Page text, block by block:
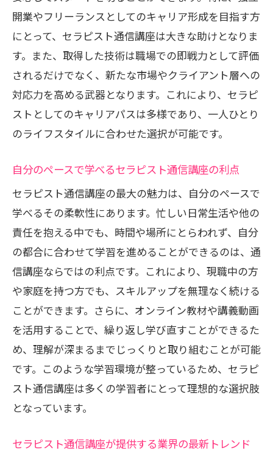
ピスト通信講座
メンタルヘルスに役立つセラピスト通信
講座の内容
セラピスト通信講座の実践講座で得られ
る即戦力スキル
専門知識を深めるセラピスト通信講座の
セラピスト通信講座が提供する実践的な
トレーニング
セラピスト通信講座の柔軟な学習スタイルの
利点
セラピスト通信講座で時間を有効活用す
る方法
多忙なライフスタイルにも適応するセラ
ピスト通信講座
セラピスト通信講座が可能にする自己管
理スキルの向上
セラピスト通信講座で学ぶ効率的な学習
法
場所を選ばないセラピスト通信講座の魅
開業やフリーランスとしてのキャリア形成を目指す方
にとって、セラピスト通信講座は大きな助けとなりま
す。また、取得した技術は職場での即戦力として評価
されるだけでなく、新たな市場やクライアント層への
対応力を高める武器となります。これにより、セラピ
ストとしてのキャリアパスは多様であり、一人ひとり
のライフスタイルに合わせた選択が可能です。
自分のペースで学べるセラピスト通信講座の利点
セラピスト通信講座の最大の魅力は、自分のペースで
学べるその柔軟性にあります。忙しい日常生活や他の
責任を抱える中でも、時間や場所にとらわれず、自分
の都合に合わせて学習を進めることができるのは、通
信講座ならではの利点です。これにより、現職中の方
や家庭を持つ方でも、スキルアップを無理なく続ける
ことができます。さらに、オンライン教材や講義動画
を活用することで、繰り返し学び直すことができるた
め、理解が深まるまでじっくりと取り組むことが可能
です。このような学習環境が整っているため、セラピ
スト通信講座は多くの学習者にとって理想的な選択肢
となっています。
セラピスト通信講座が提供する業界の最新トレンド